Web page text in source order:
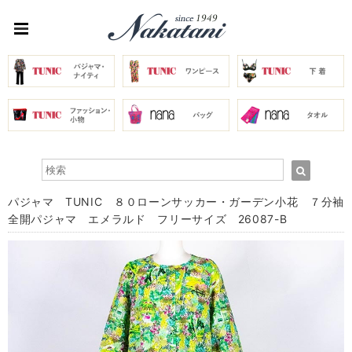
パジャマ TUNIC ８０ローンサッカー・ガーデン小花 ７分袖
全開パジャマ エメラルド フリーサイズ 26087-B